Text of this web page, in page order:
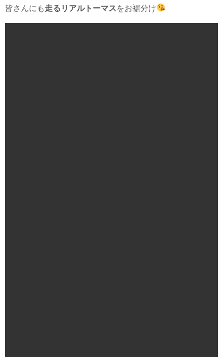
皆さんにも走るリアルトーマスをお裾分け